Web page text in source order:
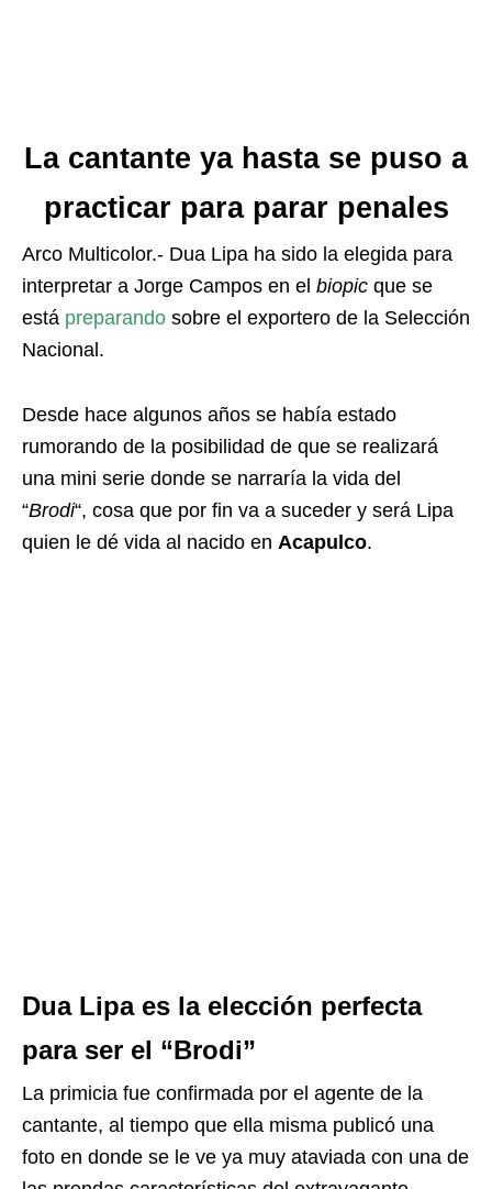
La cantante ya hasta se puso a
practicar para parar penales
Arco Multicolor.- Dua Lipa ha sido la elegida para
interpretar a Jorge Campos en el biopic que se
está preparando sobre el exportero de la Selección
Nacional.
Desde hace algunos años se había estado
rumorando de la posibilidad de que se realizará
una mini serie donde se narraría la vida del
“Brodi“, cosa que por fin va a suceder y será Lipa
quien le dé vida al nacido en Acapulco.
Dua Lipa es la elección perfecta
para ser el “Brodi”
La primicia fue confirmada por el agente de la
cantante, al tiempo que ella misma publicó una
foto en donde se le ve ya muy ataviada con una de